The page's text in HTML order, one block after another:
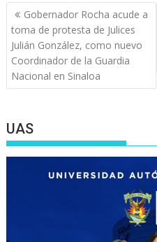
Navegación
de
entradas
Gobernador Rocha acude a
toma de protesta de Julices
Julián González, como nuevo
Coordinador de la Guardia
Nacional en Sinaloa
UAS